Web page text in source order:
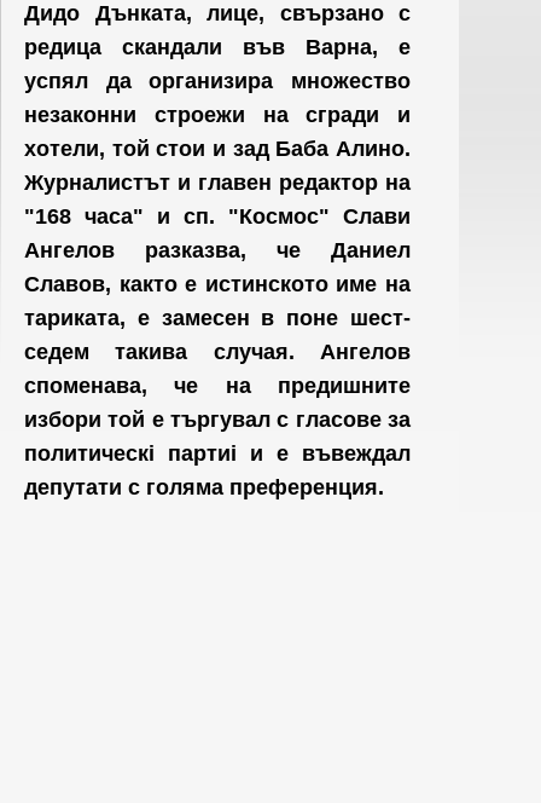
Дидо Дънката, лице, свързано с
редица скандали във Варна, е
успял да организира множество
незаконни строежи на сгради и
хотели, той стои и зад Баба Алино.
Журналистът и главен редактор на
"168 часа" и сп. "Космос" Слави
Ангелов разказва, че Даниел
Славов, както е истинското име на
тариката, е замесен в поне шест-
седем такива случая. Ангелов
споменава, че на предишните
избори той е търгувал с гласове за
политическi партиi и е въвеждал
депутати с голяма преференция.